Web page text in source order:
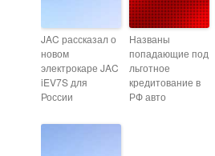
JAC рассказал о
новом
электрокаре JAC
iEV7S для
России
Названы
попадающие под
льготное
кредитование в
РФ авто